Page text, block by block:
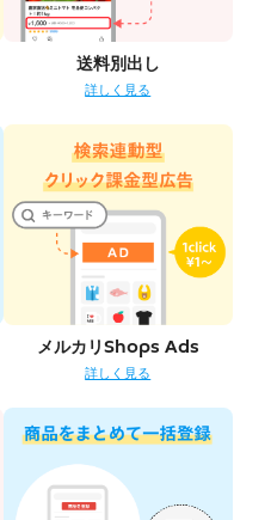
送料別出し
詳しく見る
メルカリShops Ads
詳しく見る